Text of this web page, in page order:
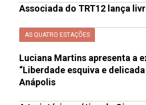
Associada do TRT12 lança
AS QUATRO ESTAÇÕES
Luciana Martins apresenta a
“Liberdade esquiva e
Anápolis